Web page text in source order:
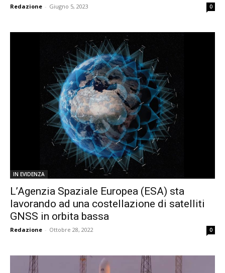
Redazione - Giugno 5, 2023 0
IN EVIDENZA
L’Agenzia Spaziale Europea (ESA) sta
lavorando ad una costellazione di satelliti
GNSS in orbita bassa
Redazione - Ottobre 28, 2022 0